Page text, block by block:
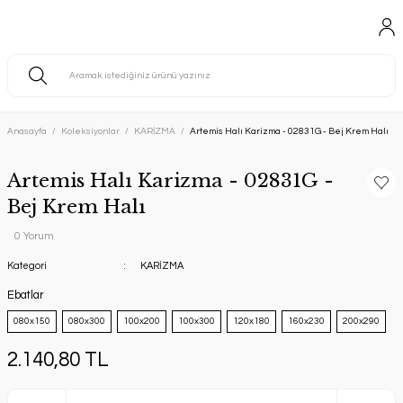
Anasayfa Koleksiyonlar KARİZMA Artemis Halı Karizma - 02831G - Bej Krem Halı
Artemis Halı Karizma - 02831G -
Bej Krem Halı
0 Yorum
Kategori KARİZMA
Ebatlar
080x150 080x300 100x200 100x300 120x180 160x230 200x290
2.140,80 TL